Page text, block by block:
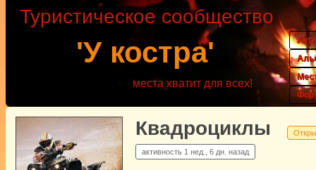
'У костра'
Туристическое сообщество
места хватит для всех!
Квадроциклы
активность 1 нед., 6 дн. назад